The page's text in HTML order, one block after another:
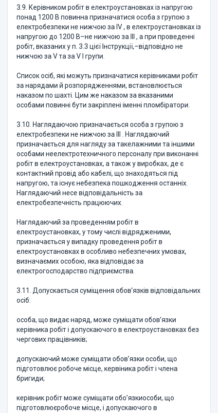
3.9. Керівником робіт в електроустановках із напругою
понад 1200 В повинна призначатися особа з групою з
електробезпеки не нижчою за IV , в електроустановках із
напругою до 1200 В–не нижчою за III , а при проведенні
робіт, вказаних у п. 3.3 цієї Інструкції,–відповідно не
нижчою за V та за V І групи.
Список осіб, які можуть призначатися керівниками робіт
за нарядами й розпорядженнями, встановлюється
наказом по шахті. Цим же наказом за вказаними
особами повинні бути закріплені іменні пломбіратори.
3.10. Наглядаючою призначається особа з групою з
електробезпеки не нижчою за III . Наглядаючий
призначається для нагляду за такелажними та іншими
особами неелектротехничного персоналу при виконанні
робіт в електроустановках, а також у виробках, де є
контактний провід або кабелі, що знаходяться під
напругою, та існує небезпека пошкодження останніх.
Наглядаючий несе відповідальність за
електробезпечність працюючих.
Наглядаючий за проведенням робіт в
електроустановках, у тому числі відрядженими,
призначається у випадку проведення робіт в
електроустановках в особливо небезпечних умовах,
визначаємих особою, яка відповідає за
електрогосподарство підприємства.
3.11. Допускається суміщення обов’язків відповідальних
осіб:
особа, що видає наряд, може суміщати обов’язки
керівника робіт і допускаючого в електроустановках без
чергових працівників;
допускаючий може суміщати обов’язки особи, що
підготовлює робоче місце, кервіника робіт і члена
бригиди;
керівник робіт може суміщати обо’язкиособи, що
підготовлюєробоче місце, і допускаючого в